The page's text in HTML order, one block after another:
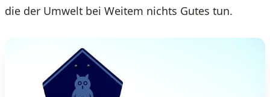
die der Umwelt bei Weitem nichts Gutes tun.